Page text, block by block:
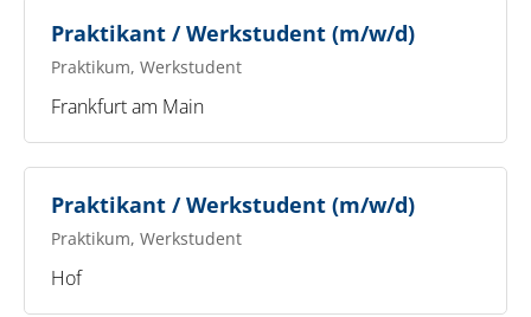
Praktikant / Werkstudent (m/w/d)
Praktikum, Werkstudent
Frankfurt am Main
Praktikant / Werkstudent (m/w/d)
Praktikum, Werkstudent
Hof